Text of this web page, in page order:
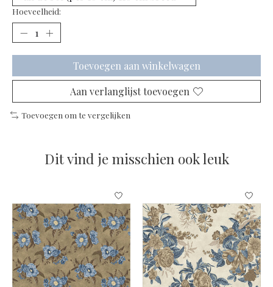
Hoeveelheid:
Toevoegen aan winkelwagen
Aan verlanglijst toevoegen
Toevoegen om te vergelijken
Dit vind je misschien ook leuk
Items van productcarrousel